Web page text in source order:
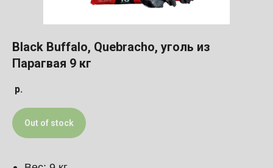
Black Buffalo, Quebracho, уголь из
Парагвая 9 кг
р.
Out of stock